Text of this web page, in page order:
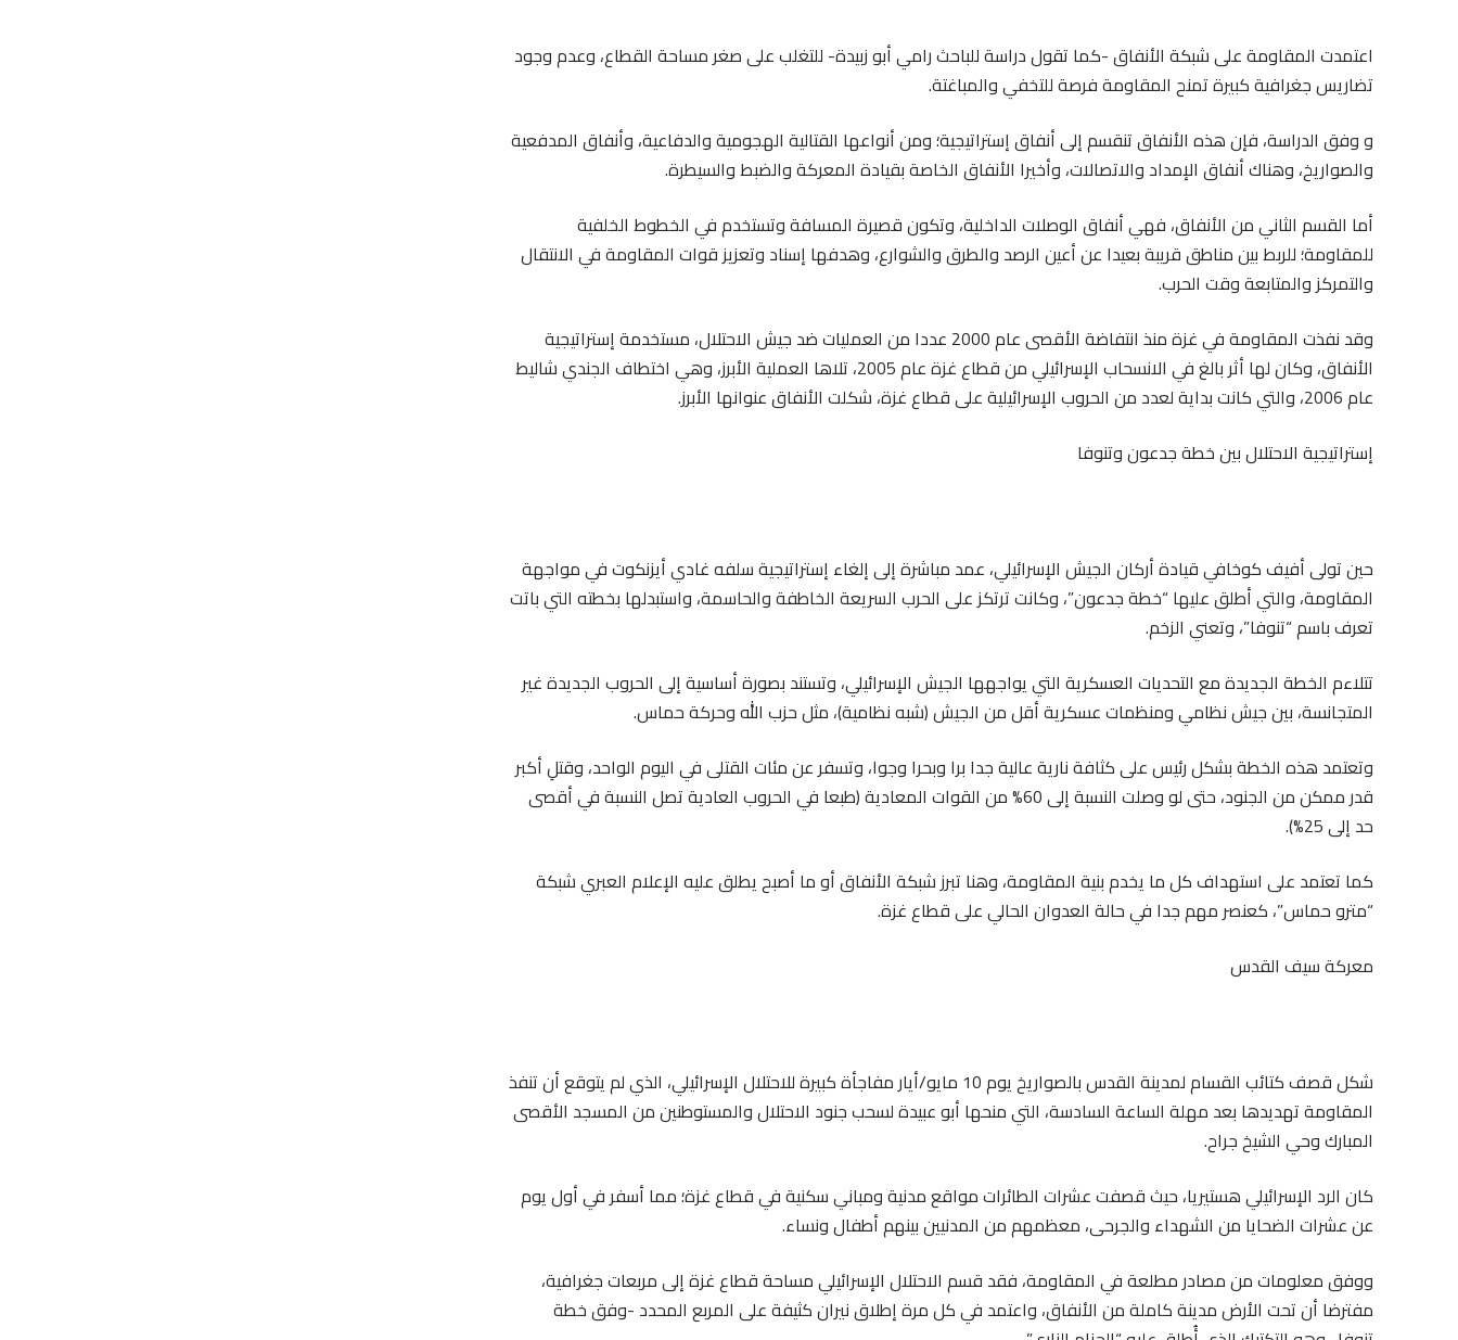
اعتمدت المقاومة على شبكة الأنفاق -كما تقول دراسة للباحث رامي أبو زبيدة- للتغلب على صغر مساحة القطاع، وعدم وجود
تضاريس جغرافية كبيرة تمنح المقاومة فرصة للتخفي والمباغتة.
و وفق الدراسة، فإن هذه الأنفاق تنقسم إلى أنفاق إستراتيجية؛ ومن أنواعها القتالية الهجومية والدفاعية، وأنفاق المدفعية
والصواريخ، وهناك أنفاق الإمداد والاتصالات، وأخيرا الأنفاق الخاصة بقيادة المعركة والضبط والسيطرة.
أما القسم الثاني من الأنفاق، فهي أنفاق الوصلات الداخلية، وتكون قصیرة المسافة وتستخدم في الخطوط الخلفیة
للمقاومة؛ للربط بین مناطق قریبة بعیدا عن أعین الرصد والطرق والشوارع، وهدفها إسناد وتعزیز قوات المقاومة في الانتقال
والتمركز والمتابعة وقت الحرب.
وقد نفذت المقاومة في غزة منذ انتفاضة الأقصى عام 2000 عددا من العمليات ضد جيش الاحتلال، مستخدمة إستراتيجية
الأنفاق، وكان لها أثر بالغ في الانسحاب الإسرائيلي من قطاع غزة عام 2005، تلاها العملية الأبرز، وهي اختطاف الجندي شاليط
عام 2006، والتي كانت بداية لعدد من الحروب الإسرائيلية على قطاع غزة، شكلت الأنفاق عنوانها الأبرز.
إستراتيجية الاحتلال بين خطة جدعون وتنوفا
حين تولى أفيف كوخافي قيادة أركان الجيش الإسرائيلي، عمد مباشرة إلى إلغاء إستراتيجية سلفه غادي أيزنكوت في مواجهة
المقاومة، والتي أطلق عليها “خطة جدعون”، وكانت ترتكز على الحرب السريعة الخاطفة والحاسمة، واستبدلها بخطته التي باتت
تعرف باسم “تنوفا”، وتعني الزخم.
تتلاءم الخطة الجديدة مع التحديات العسكرية التي يواجهها الجيش الإسرائيلي، وتستند بصورة أساسية إلى الحروب الجديدة غير
المتجانسة، بين جيش نظامي ومنظمات عسكرية أقل من الجيش (شبه نظامية)، مثل حزب الله وحركة حماس.
وتعتمد هذه الخطة بشكل رئيس على كثافة نارية عالية جدا برا وبحرا وجوا، وتسفر عن مئات القتلى في اليوم الواحد، وقتلِ أكبر
قدر ممكن من الجنود، حتى لو وصلت النسبة إلى 60% من القوات المعادية (طبعا في الحروب العادية تصل النسبة في أقصى
حد إلى 25%).
كما تعتمد على استهداف كل ما يخدم بنية المقاومة، وهنا تبرز شبكة الأنفاق أو ما أصبح يطلق عليه الإعلام العبري شبكة
“مترو حماس”، كعنصر مهم جدا في حالة العدوان الحالي على قطاع غزة.
معركة سيف القدس
شكل قصف كتائب القسام لمدينة القدس بالصواريخ يوم 10 مايو/أيار مفاجأة كبيرة للاحتلال الإسرائيلي، الذي لم يتوقع أن تنفذ
المقاومة تهديدها بعد مهلة الساعة السادسة، التي منحها أبو عبيدة لسحب جنود الاحتلال والمستوطنين من المسجد الأقصى
المبارك وحي الشيخ جراح.
كان الرد الإسرائيلي هستيريا، حيث قصفت عشرات الطائرات مواقع مدنية ومباني سكنية في قطاع غزة؛ مما أسفر في أول يوم
عن عشرات الضحايا من الشهداء والجرحى، معظمهم من المدنيين بينهم أطفال ونساء.
ووفق معلومات من مصادر مطلعة في المقاومة، فقد قسم الاحتلال الإسرائيلي مساحة قطاع غزة إلى مربعات جغرافية،
مفترضا أن تحت الأرض مدينة كاملة من الأنفاق، واعتمد في كل مرة إطلاق نيران كثيفة على المربع المحدد -وفق خطة